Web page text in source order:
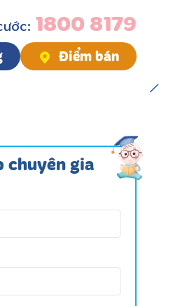
Điểm bán
1800 8179
chuyên gia